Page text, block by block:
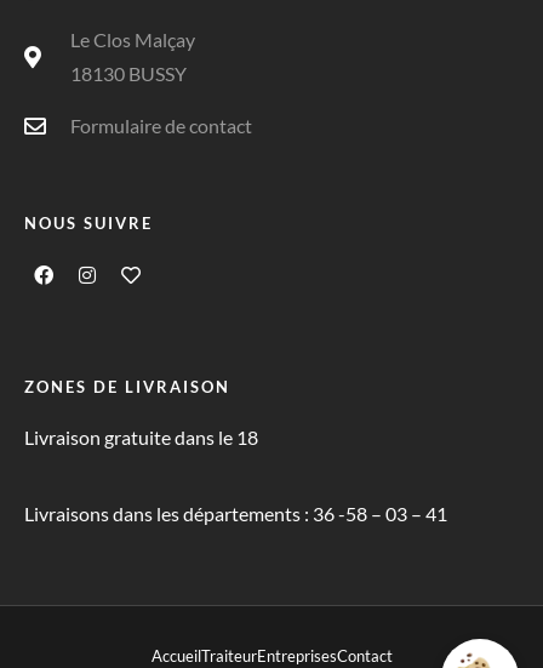
Le Clos Malçay
18130 BUSSY
Formulaire de contact
NOUS SUIVRE
ZONES DE LIVRAISON
Livraison gratuite dans le 18
Livraisons dans les départements : 36 -58 – 03 – 41
AccueilTraiteurEntreprisesContact